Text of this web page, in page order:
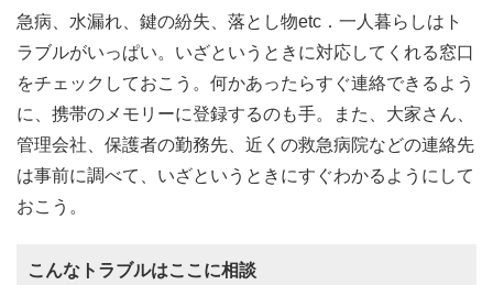
急病、水漏れ、鍵の紛失、落とし物etc．一人暮らしはト
ラブルがいっぱい。いざというときに対応してくれる窓口
をチェックしておこう。何かあったらすぐ連絡できるよう
に、携帯のメモリーに登録するのも手。また、大家さん、
管理会社、保護者の勤務先、近くの救急病院などの連絡先
は事前に調べて、いざというときにすぐわかるようにして
おこう。
こんなトラブルはここに相談